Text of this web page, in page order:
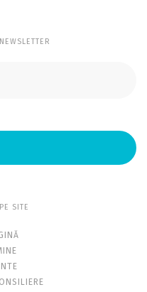
SITE